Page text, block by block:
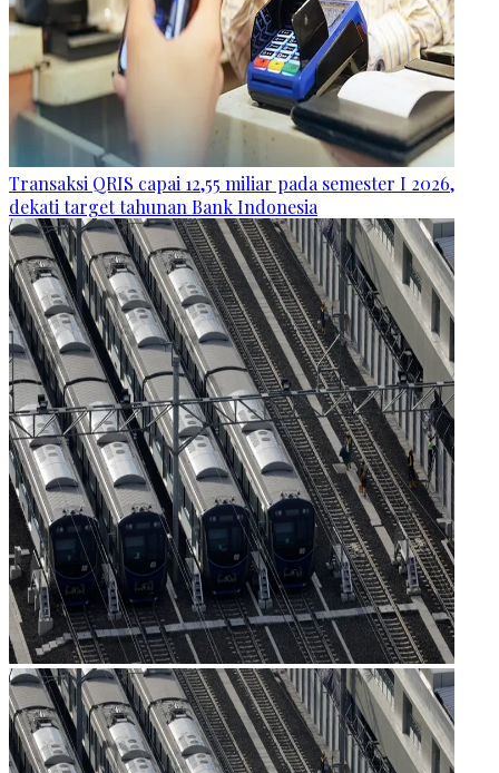
Transaksi QRIS capai 12,55 miliar pada semester I 2026,
dekati target tahunan Bank Indonesia